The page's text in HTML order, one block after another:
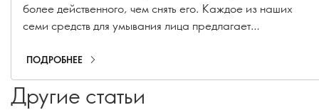
более действенного, чем снять его. Каждое из наших
семи средств для умывания лица предлагает
дать вам уверенность в себе и принять свое подлинное
"я" - с макияжем и без него.
ПОДРОБНЕЕ
Другие статьи